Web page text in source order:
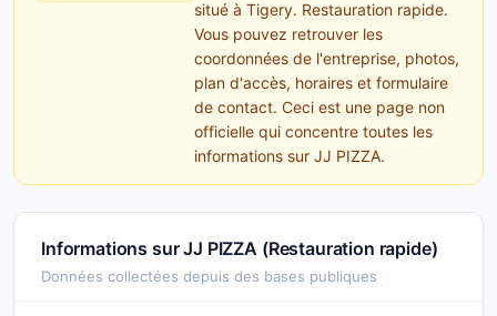
situé à Tigery. Restauration rapide.
Vous pouvez retrouver les
coordonnées de l'entreprise, photos,
plan d'accès, horaires et formulaire
de contact. Ceci est une page non
officielle qui concentre toutes les
informations sur JJ PIZZA.
Informations sur JJ PIZZA (Restauration rapide)
Données collectées depuis des bases publiques